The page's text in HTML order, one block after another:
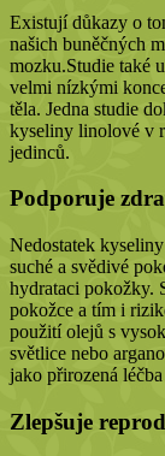
Existují důkazy o
našich buněčných
mozku.Studie také
velmi nízkými
těla. Jedna studie
kyseliny linolové v
jedinců.
Podporuje
Nedostatek
suché a svědivé
hydrataci pokožky.
pokožce a tím i
použití olejů s
světlice nebo
jako přirozená
Zlepšuje